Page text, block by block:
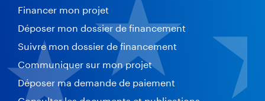
Financer mon projet
Déposer mon dossier de financement
Suivre mon dossier de financement
Communiquer sur mon projet
Déposer ma demande de paiement